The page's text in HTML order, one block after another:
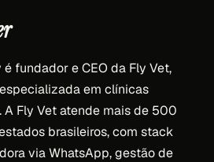
fundador e CEO da Fly Vet,
em clínicas
A Fly Vet atende mais de 500
brasileiros, com stack
via WhatsApp, gestão de